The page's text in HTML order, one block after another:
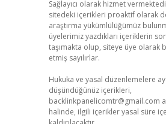
Sağlayıcı olarak hizmet
sitedeki içerikleri proaktif olarak
araştırma yükümlülüğümüz
üyelerimiz yazdıkları içeriklerin
taşımakta olup, siteye üye olarak
etmiş sayılırlar.
Hukuka ve yasal düzenlemelere
düşündüğünüz içerikleri,
backlinkpanelicomtr@gmail.com
halinde, ilgili içerikler yasal süre